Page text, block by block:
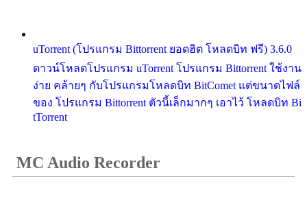
uTorrent (โปรแกรม Bittorrent ยอดฮิต โหลดบิท ฟรี) 3.6.0
ดาวน์โหลดโปรแกรม uTorrent โปรแกรม Bittorrent ใช้งาน
ง่าย คล้ายๆ กับโปรแกรมโหลดบิท BitComet แต่ขนาดไฟล์
ของ โปรแกรม Bittorrent ตัวนี้เล็กมากๆ เอาไว้ โหลดบิท Bi
tTorrent
MC Audio Recorder